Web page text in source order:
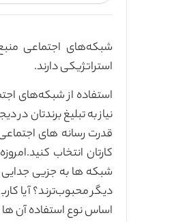
شبکه‌های اجتماعی
استراتژیکی دارند.
استفاده از شبکه‌های
نیاز به تبلیغ برندتان
قدرت رسانه های
کارتان انتخاب
شبکه ها به جزیی جدایی
دیگر محبوب‌ترند؟ آیا
اساس نوع استفاده آن